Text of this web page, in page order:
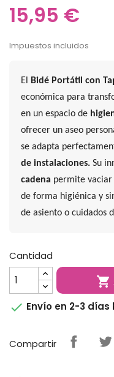
15,95 €
Impuestos incluidos
El Bidé Portátil con
económica para
en un espacio de
ofrecer un aseo
se adapta
de instalaciones. Su
cadena permite
de forma higiénica y
de asiento o cuidados
Cantidad

 Envío en 2-3 días
Compartir